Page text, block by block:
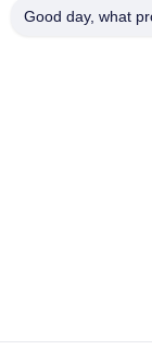
Good day, what